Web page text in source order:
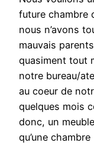
future chambre
nous n’avons
mauvais
quasiment tout
notre bureau/
au coeur de
quelques mois
donc, un
qu’une